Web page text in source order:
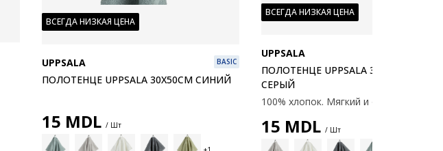
ВСЕГДА НИЗКАЯ ЦЕНА
UPPSALA BASIC
ПОЛОТЕНЦЕ UPPSALA 30X50СМ СИНИЙ
15 MDL / Шт
ВСЕГДА НИЗКАЯ ЦЕНА
UPPSALA
ПОЛОТЕНЦЕ UPPSALA 30X50СМ
СЕРЫЙ
15 MDL / Шт